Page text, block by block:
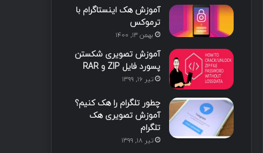
ی
ن
ب
ا
گ
ر
م
م
آموزش هک اینستاگرام با
ترموکس
بهمن ۱۳, ۱۴۰۰
آموزش تصویری شکستن
پسورد فایل ZIP و RAR
تیر ۱۶, ۱۳۹۹
چطور تلگرام را هک کنیم؟
آموزش تصویری هک
تلگرام
تیر ۱۸, ۱۳۹۹